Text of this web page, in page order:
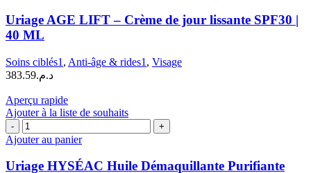
AGE
LIFT
–
de
jour
SPF30
|
40
ML
Uriage AGE LIFT – Crème de jour lissante SPF30 |
40 ML
Soins ciblés1 , Anti-âge & rides1 , Visage
د.م.383.59
Aperçu rapide
Ajouter à la liste de souhaits
quantité
de
HYSÉAC
Ajouter au panier
Uriage HYSÉAC Huile Démaquillante Purifiante